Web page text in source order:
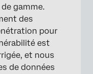
gamme.
des
pour
est
et nous
de données